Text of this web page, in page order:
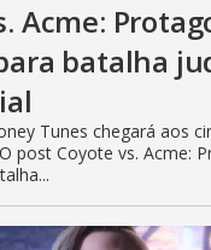
Acme:
batalha
Tunes chegará aos
post Coyote vs. Acme: